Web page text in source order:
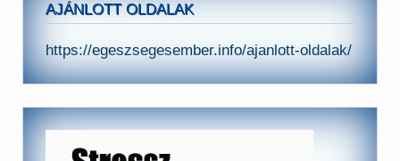
AJÁNLOTT OLDALAK
https://egeszsegesember.info/ajanlott-oldalak/